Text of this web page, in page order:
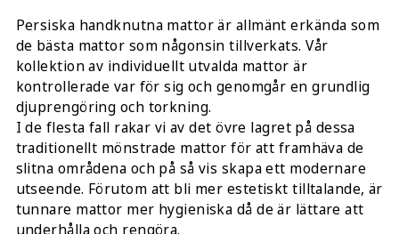
Persiska handknutna mattor är allmänt erkända som
de bästa mattor som någonsin tillverkats. Vår
kollektion av individuellt utvalda mattor är
kontrollerade var för sig och genomgår en grundlig
djuprengöring och torkning.
I de flesta fall rakar vi av det övre lagret på dessa
traditionellt mönstrade mattor för att framhäva de
slitna områdena och på så vis skapa ett modernare
utseende. Förutom att bli mer estetiskt tilltalande, är
tunnare mattor mer hygieniska då de är lättare att
underhålla och rengöra.